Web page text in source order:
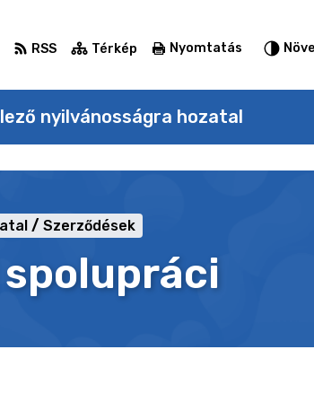
nyilvánosságra hozatal
RSS Térkép Nyomtatás
Szerződések